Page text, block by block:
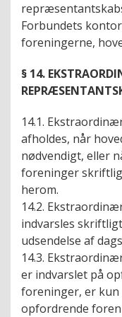
Forbundets
foreningerne,
§ 14.
14.1.
afholdes, når
nødvendigt, eller
foreninger
herom.
14.2.
indvarsles
udsendelse af
14.3.
er indvarslet på
foreninger, er
opfordrende